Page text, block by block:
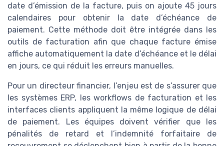
date d’émission de la facture, puis on ajoute 45 jours
calendaires pour obtenir la date d’échéance de
paiement. Cette méthode doit être intégrée dans les
outils de facturation afin que chaque facture émise
affiche automatiquement la date d’échéance et le délai
en jours, ce qui réduit les erreurs manuelles.
Pour un directeur financier, l’enjeu est de s’assurer que
les systèmes ERP, les workflows de facturation et les
interfaces clients appliquent la même logique de délai
de paiement. Les équipes doivent vérifier que les
pénalités de retard et l’indemnité forfaitaire de